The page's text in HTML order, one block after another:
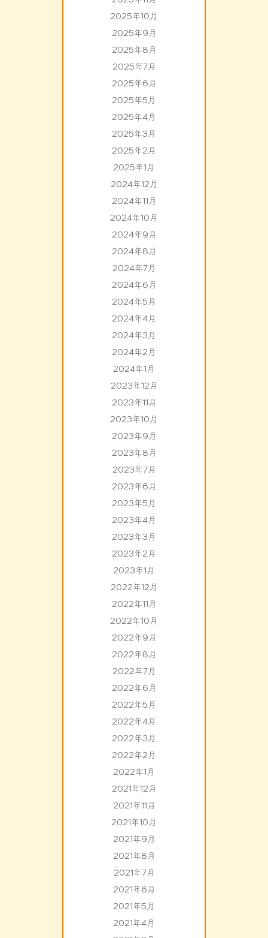
2025年10月
2025年9月
2025年8月
2025年7月
2025年6月
2025年5月
2025年4月
2025年3月
2025年2月
2025年1月
2024年12月
2024年11月
2024年10月
2024年9月
2024年8月
2024年7月
2024年6月
2024年5月
2024年4月
2024年3月
2024年2月
2024年1月
2023年12月
2023年11月
2023年10月
2023年9月
2023年8月
2023年7月
2023年6月
2023年5月
2023年4月
2023年3月
2023年2月
2023年1月
2022年12月
2022年11月
2022年10月
2022年9月
2022年8月
2022年7月
2022年6月
2022年5月
2022年4月
2022年3月
2022年2月
2022年1月
2021年12月
2021年11月
2021年10月
2021年9月
2021年8月
2021年7月
2021年6月
2021年5月
2021年4月